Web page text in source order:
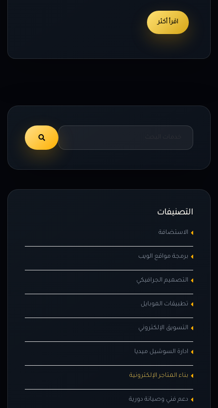
اقرأ أكثر
التصنيفات
الاستضافة
برمجة مواقع الويب
التصميم الجرافيكي
تطبيقات الموبايل
التسويق الإلكتروني
ادارة السوشيل ميديا
بناء المتاجر الإلكترونية
دعم فني وصيانة دورية